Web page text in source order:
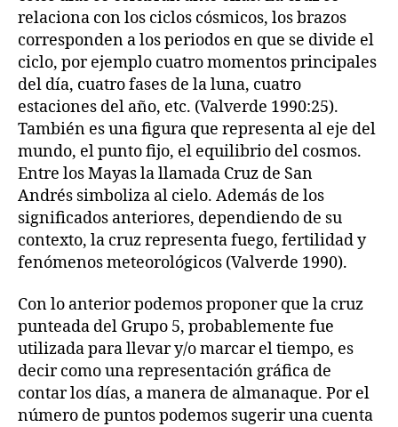
relaciona con los ciclos cósmicos, los brazos
corresponden a los periodos en que se divide el
ciclo, por ejemplo cuatro momentos principales
del día, cuatro fases de la luna, cuatro
estaciones del año, etc. (Valverde 1990:25).
También es una figura que representa al eje del
mundo, el punto fijo, el equilibrio del cosmos.
Entre los Mayas la llamada Cruz de San
Andrés simboliza al cielo. Además de los
significados anteriores, dependiendo de su
contexto, la cruz representa fuego, fertilidad y
fenómenos meteorológicos (Valverde 1990).
Con lo anterior podemos proponer que la cruz
punteada del Grupo 5, probablemente fue
utilizada para llevar y/o marcar el tiempo, es
decir como una representación gráfica de
contar los días, a manera de almanaque. Por el
número de puntos podemos sugerir una cuenta